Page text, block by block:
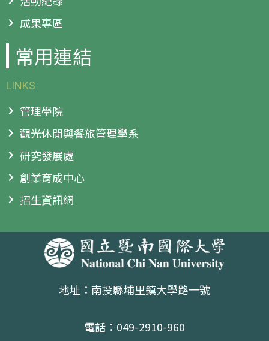
成果專區
常用連結
LINKS
管理學院
觀光休閒與餐旅管理學系
研究發展處
創業育成中心
招生資訊網
地址：南投縣埔里鎮大學路一號
電話：049-2910-960